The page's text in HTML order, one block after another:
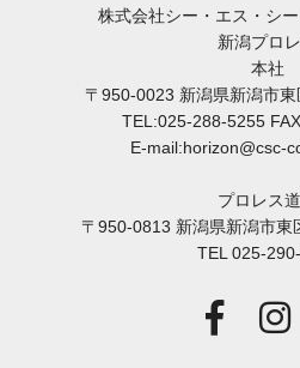
株式会社シー・エス・シ
新潟プロ
本社
〒950-0023 新潟県新潟市
TEL:025-288-5255
E-mail:horizon@csc-
プロレス
〒950-0813 新潟県新潟市東
TEL 025-